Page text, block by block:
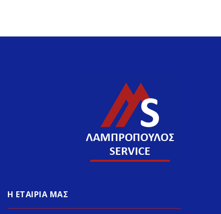
Η ΕΤΑΙΡΙΑ ΜΑΣ